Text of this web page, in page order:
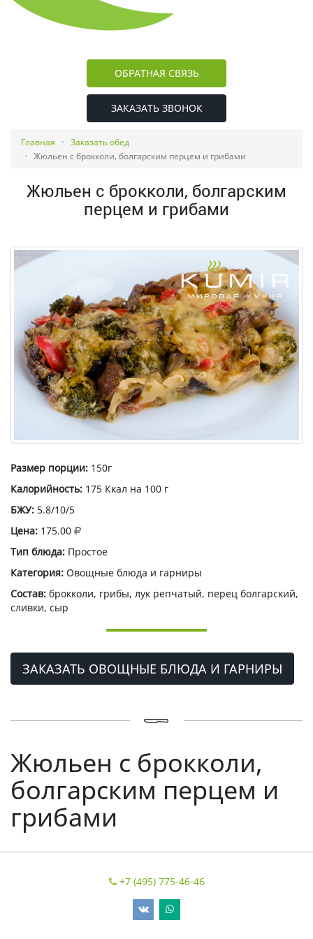
ОБРАТНАЯ СВЯЗЬ
ЗАКАЗАТЬ ЗВОНОК
Главная
Заказать обед
Жюльен с брокколи, болгарским перцем и грибами
Жюльен с брокколи, болгарским
перцем и грибами
Размер порции: 150г
Калорийность: 175 Ккал на 100 г
БЖУ: 5.8/10/5
Цена: 175.00
Тип блюда: Простое
Категория: Овощные блюда и гарниры
Состав: брокколи, грибы, лук репчатый, перец болгарский,
сливки, сыр
ЗАКАЗАТЬ ОВОЩНЫЕ БЛЮДА И ГАРНИРЫ
Жюльен с брокколи,
болгарским перцем и
грибами
+7 (495) 775-46-46